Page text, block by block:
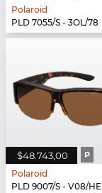
Polaroid
PLD 7055/S - 3OL/78
$48.743,00 P
Polaroid
PLD 9007/S - V08/HE